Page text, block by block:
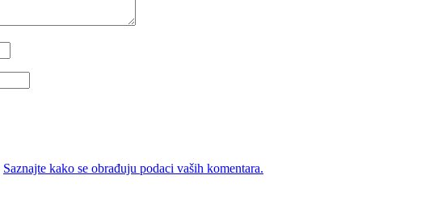
Saznajte kako se obrađuju podaci vaših komentara.